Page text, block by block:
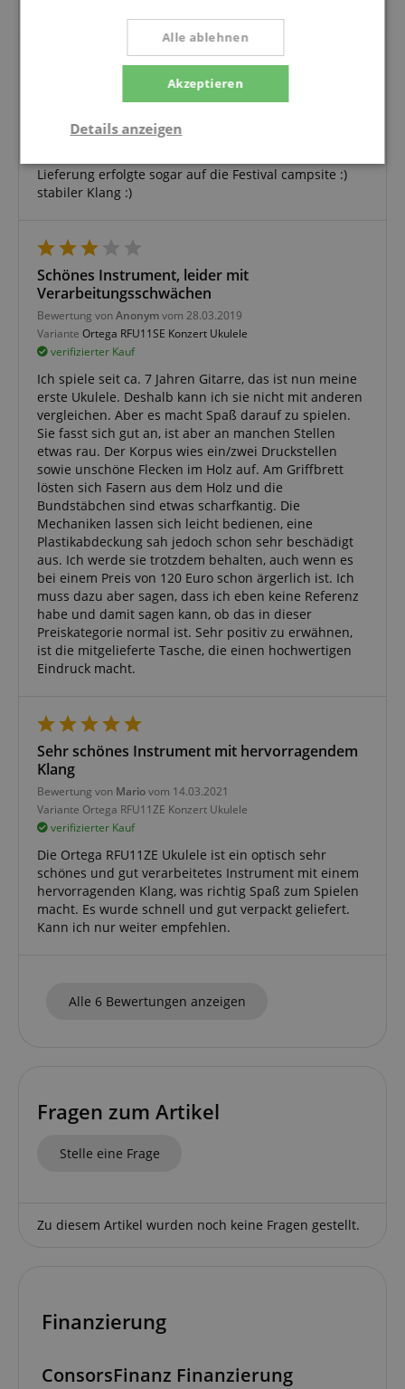
Lieferung und Verpackung top - schöner klang
VarianteOrtega RFU11SE Konzert Ukulele
Lieferung erfolgte sogar auf die Festival campsite :)
stabiler Klang :)
Schönes Instrument, leider mit
Verarbeitungsschwächen
Bewertung vonAnonymvom 28.03.2019
Variante Ortega RFU11SE Konzert Ukulele
verifizierter Kauf
Ich spiele seit ca. 7 Jahren Gitarre, das ist nun meine
erste Ukulele. Deshalb kann ich sie nicht mit anderen
vergleichen. Aber es macht Spaß darauf zu spielen.
Sie fasst sich gut an, ist aber an manchen Stellen
etwas rau. Der Korpus wies ein/zwei Druckstellen
sowie unschöne Flecken im Holz auf. Am Griffbrett
lösten sich Fasern aus dem Holz und die
Bundstäbchen sind etwas scharfkantig. Die
Mechaniken lassen sich leicht bedienen, eine
Plastikabdeckung sah jedoch schon sehr beschädigt
aus. Ich werde sie trotzdem behalten, auch wenn es
bei einem Preis von 120 Euro schon ärgerlich ist. Ich
muss dazu aber sagen, dass ich eben keine Referenz
habe und damit sagen kann, ob das in dieser
Preiskategorie normal ist. Sehr positiv zu erwähnen,
ist die mitgelieferte Tasche, die einen hochwertigen
Eindruck macht.
Sehr schönes Instrument mit hervorragendem
Klang
Bewertung von Mariovom 14.03.2021
Variante Ortega RFU11ZE Konzert Ukulele
verifizierter Kauf
Die Ortega RFU11ZE Ukulele ist ein optisch sehr
schönes und gut verarbeitetes Instrument mit einem
hervorragenden Klang, was richtig Spaß zum Spielen
macht. Es wurde schnell und gut verpackt geliefert.
Kann ich nur weiter empfehlen.
Alle 6 Bewertungen anzeigen
Fragen zum Artikel
Stelle eine Frage
Zu diesem Artikel wurden noch keine Fragen gestellt.
Finanzierung
ConsorsFinanz Finanzierung
Akzeptieren
Alle ablehnen
Details anzeigen
Notwendig Statistik Marketing
Funktional
Die durch diese Services gesammelten Daten
werden gebraucht, um die technische Performance
der Website zu gewährleisten, dir grundlegende
Einkaufs-Funktionen bereitzustellen, das Einkaufen
bei uns sicher zu machen und um Betrug zu
verhindern. Immer eingeschaltet.
Cookie
Anbieter / Domain
FPGSID
.kirstein.de
amazon-pay-connectedAuth
Amazon
www.kirstein.de
CookieScriptConsent
CookieScript
.kirstein.de
session-id-apay
language
Datenschutzerklärung